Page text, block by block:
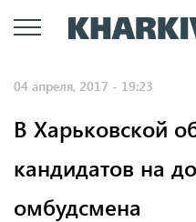
04 апреля, 2017 - 19:23
В Харьковской
кандидатов на
омбудсмена